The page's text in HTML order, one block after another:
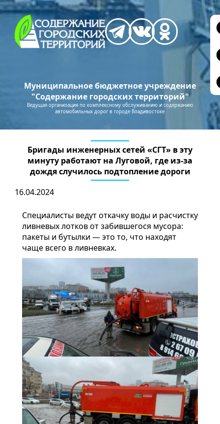
Муниципальное бюджетное учреждение
"Содержание городских территорий"
Ведущая организация по комплексному обслуживанию и содержанию
автомобильных дорог в городе Владивостоке
Бригады инженерных сетей «СГТ» в эту
минуту работают на Луговой, где из-за
дождя случилось подтопление дороги
16.04.2024
Специалисты ведут откачку воды и расчистку
ливневых лотков от забившегося мусора:
пакеты и бутылки — это то, что находят
чаще всего в ливневках.